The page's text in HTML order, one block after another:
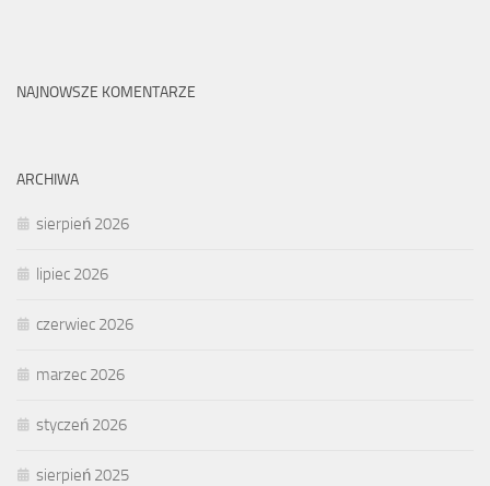
NAJNOWSZE KOMENTARZE
ARCHIWA
sierpień 2026
lipiec 2026
czerwiec 2026
marzec 2026
styczeń 2026
sierpień 2025